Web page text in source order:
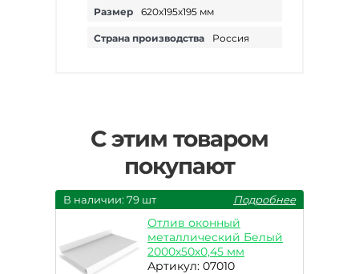
Размер 620х195х195 мм
Страна производства Россия
С этим товаром
покупают
В наличии: 79 шт Подробнее
Отлив оконный
металлический Белый
2000х50х0,45 мм
Артикул: 07010